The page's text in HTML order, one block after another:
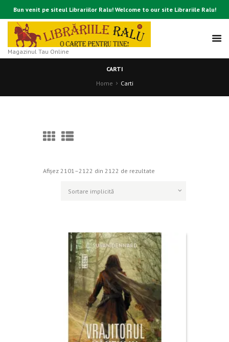
Bun venit pe siteul Librariilor Ralu! Welcome to our site Librariile Ralu!
Magazinul Tau Online
CARTI
Home
Carti
Afișez 2101–2122 din 2122 de rezultate